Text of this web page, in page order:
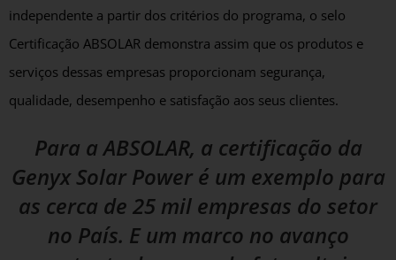
independente a partir dos critérios do programa, o selo
Certificação ABSOLAR demonstra assim que os produtos e
serviços dessas empresas proporcionam segurança,
qualidade, desempenho e satisfação aos seus clientes.
Para a ABSOLAR, a certificação da
Genyx Solar Power é um exemplo para
as cerca de 25 mil empresas do setor
no País. E um marco no avanço